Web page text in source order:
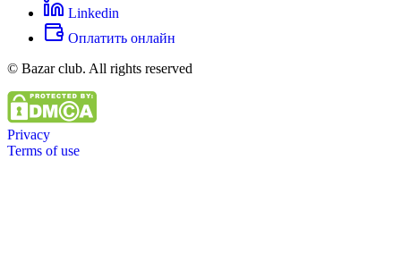
Linkedin
Оплатить онлайн
© Bazar club. All rights reserved
Privacy
Terms of use